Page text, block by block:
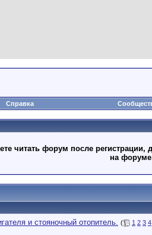
Справка
читать форум после регистрации,
на
и стояночный отопитель. ( 1 2 3 4